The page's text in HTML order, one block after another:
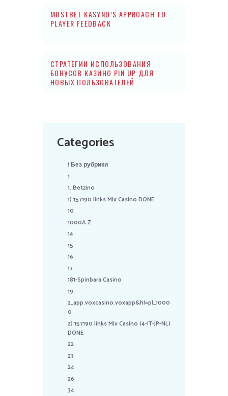
MOSTBET KASYNO’S APPROACH TO
PLAYER FEEDBACK
СТРАТЕГИИ ИСПОЛЬЗОВАНИЯ
БОНУСОВ КАЗИНО PIN UP ДЛЯ
НОВЫХ ПОЛЬЗОВАТЕЛЕЙ
Categories
! Без рубрики
1
1. Betzino
1) 157190 links Mix Casino DONE
10
1000A Z
14
15
16
17
181-Spinbara Casino
19
2_app.voxcasino.voxapp&hl=pl_1000
0
2) 157190 links Mix Casino (4-IT-JP-NL)
DONE
22
23
24
26
34